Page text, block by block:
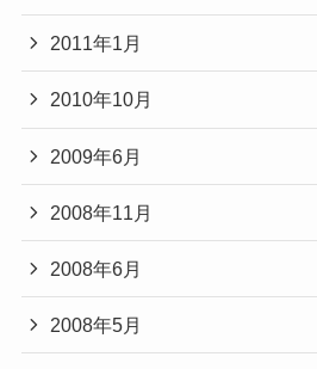
2011年1月
2010年10月
2009年6月
2008年11月
2008年6月
2008年5月